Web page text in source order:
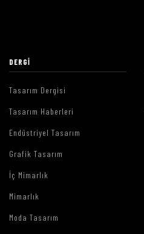
DERGI
Tasarım Dergisi
Tasarım Haberleri
Endüstriyel Tasarım
Grafik Tasarım
İç Mimarlık
Mimarlık
Moda Tasarım